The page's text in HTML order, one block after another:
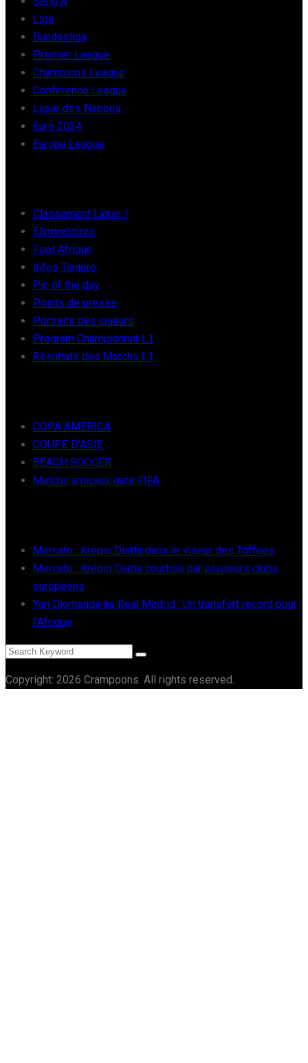
Liga
Bundesliga
Premier League
Champions League
Conférence League
Ligue des Nations
Euro 2024
Europa League
Classement Ligue 1
Éliminatoires
Foot Afrique
Infos Tanière
Pic of the day
Points de presse
Portraits des joueurs
Program Championnat L1
Résultats des Matchs L1
COPA AMERICA
COUPE D’ASIE
BEACH SOCCER
Matchs amicaux date FIFA
Mercato : Krepin Diatta dans le viseur des Toffees
Mercato : Krépin Diatta courtisé par plusieurs clubs
européens
Yan Diomandé au Real Madrid : Un transfert record pour
l’Afrique
Copyright: 2026 Crampoons. All rights reserved.